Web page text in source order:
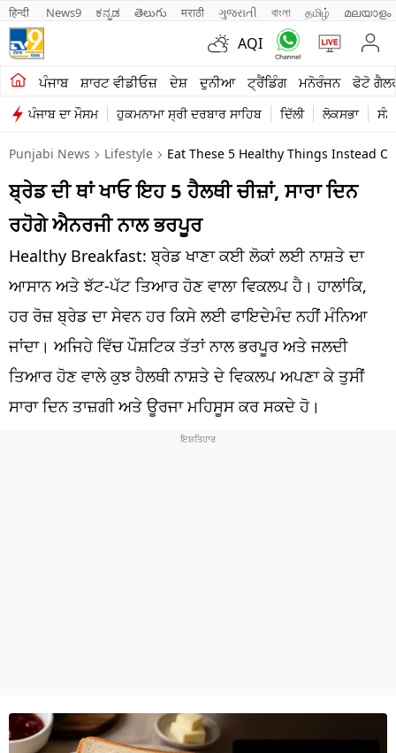
हिन्दी News9 ಕನ್ನಡ తెలుగు मराठी ગુજરાતી বাংলা தமிழ் മലയാളം
AQI
ਪੰਜਾਬ ਸ਼ਾਰਟ ਵੀਡੀਓਜ਼ ਦੇਸ਼ ਦੁਨੀਆ ਟ੍ਰੈਂਡਿੰਗ ਮਨੋਰੰਜਨ ਫੋਟੋ
ਪੰਜਾਬ ਦਾ ਮੌਸਮ ਹੁਕਮਨਾਮਾ ਸ੍ਰੀ ਦਰਬਾਰ ਸਾਹਿਬ ਦਿੱਲੀ ਲੋਕਸਭਾ
ਖੇਤੀਬਾੜੀ
ਸ਼ਾਰਟ ਵੀਡੀਓਜ਼
ਕਾਰੋਬਾਰ
ਕਰਿਅਰ
ਦੇਸ਼
ਲਾਈਫ ਸਟਾਈਲ
ਪੰਜਾਬ
ਧਰਮ
Punjabi News Lifestyle Eat These 5 Healthy Things Instead
ਬ੍ਰੇਡ ਦੀ ਥਾਂ ਖਾਓ ਇਹ 5 ਹੈਲਥੀ ਚੀਜ਼ਾਂ, ਸਾਰਾ ਦਿਨ
ਰਹੋਗੇ ਐਨਰਜੀ ਨਾਲ ਭਰਪੂਰ
Healthy Breakfast: ਬ੍ਰੇਡ ਖਾਣਾ ਕਈ ਲੋਕਾਂ ਲਈ ਨਾਸ਼ਤੇ ਦਾ
ਆਸਾਨ ਅਤੇ ਝੱਟ-ਪੱਟ ਤਿਆਰ ਹੋਣ ਵਾਲਾ ਵਿਕਲਪ ਹੈ। ਹਾਲਾਂਕਿ,
ਹਰ ਰੋਜ਼ ਬ੍ਰੇਡ ਦਾ ਸੇਵਨ ਹਰ ਕਿਸੇ ਲਈ ਫਾਇਦੇਮੰਦ ਨਹੀਂ ਮੰਨਿਆ
ਜਾਂਦਾ। ਅਜਿਹੇ ਵਿੱਚ ਪੌਸ਼ਟਿਕ ਤੱਤਾਂ ਨਾਲ ਭਰਪੂਰ ਅਤੇ ਜਲਦੀ
ਤਿਆਰ ਹੋਣ ਵਾਲੇ ਕੁਝ ਹੈਲਥੀ ਨਾਸ਼ਤੇ ਦੇ ਵਿਕਲਪ ਅਪਣਾ ਕੇ ਤੁਸੀਂ
ਸਾਰਾ ਦਿਨ ਤਾਜ਼ਗੀ ਅਤੇ ਊਰਜਾ ਮਹਿਸੂਸ ਕਰ ਸਕਦੇ ਹੋ।